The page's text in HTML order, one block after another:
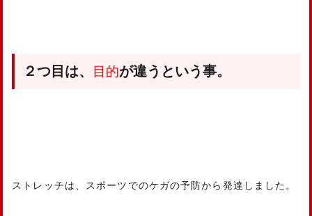
２つ目は、 目的が違うという事。
ストレッチは、スポーツでのケガの予防から発達しました。